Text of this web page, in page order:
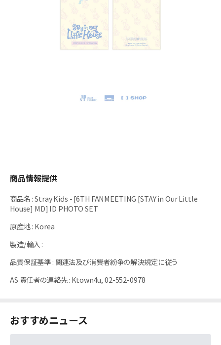
商品情報提供
商品名:Stray Kids - [6TH FANMEETING [STAY in Our Little
House] MD] ID PHOTO SET
原産地: Korea
製造/輸入 :
品質保証基準: 関連法及び消費者紛争の解決規定に従う
AS 責任者の連絡先: Ktown4u, 02-552-0978
おすすめニュース